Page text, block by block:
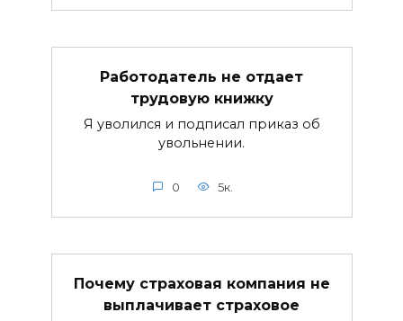
Работодатель не отдает
трудовую книжку
Я уволился и подписал приказ об
увольнении.
0 5к.
Почему страховая компания не
выплачивает страховое